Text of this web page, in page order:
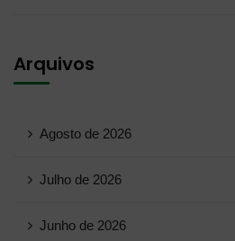
Arquivos
Agosto de 2026
Julho de 2026
Junho de 2026